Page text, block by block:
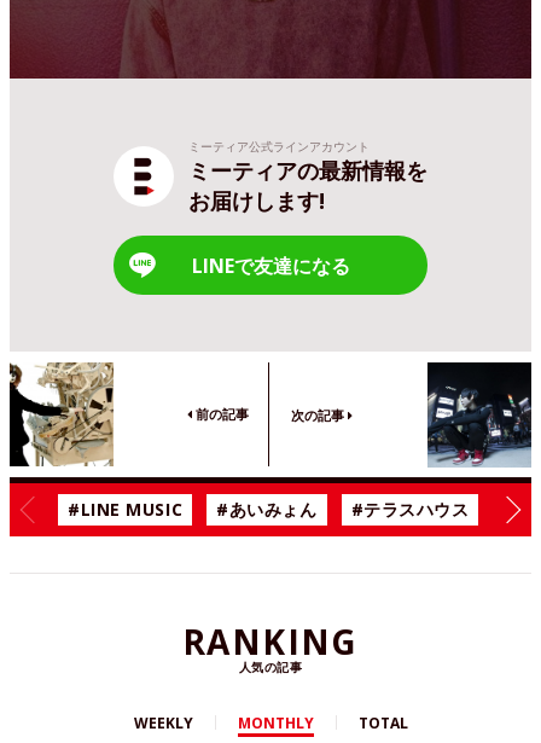
ミーティア公式ラインアカウント
ミーティアの最新情報を
お届けします!
LINEで友達になる
前の記事 次の記事
#LINE MUSIC #あいみょん #テラスハウス #漫
RANKING
人気の記事
WEEKLY MONTHLY TOTAL